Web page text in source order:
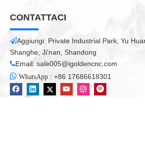
CONTATTACI
Aggiungi: Private Industrial Park, Yu
Shanghe, Ji'nan, Shandong
Email: sale005@igoldencnc.com
 WhatsApp : +86 17686618301